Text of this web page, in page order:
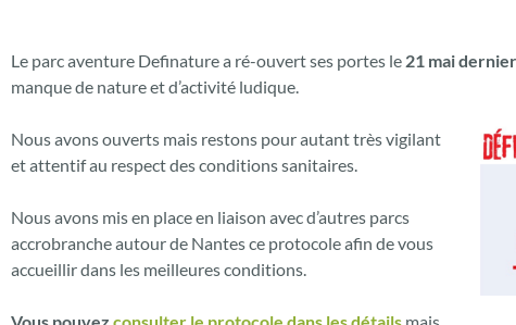
Le parc aventure Definature a ré-ouvert ses portes le 21 mai dernier
manque de nature et d’activité ludique.
Nous avons ouverts mais restons pour autant très vigilant
et attentif au respect des conditions sanitaires.
Nous avons mis en place en liaison avec d’autres parcs
accrobranche autour de Nantes ce protocole afin de vous
accueillir dans les meilleures conditions.